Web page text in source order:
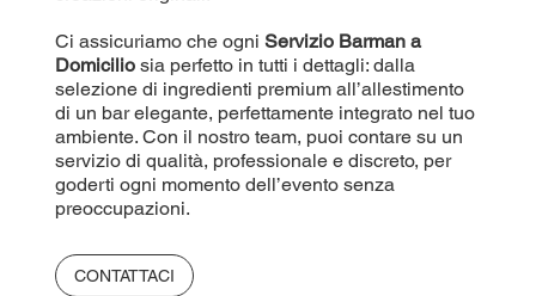
Ci assicuriamo che ogni Servizio Barman a
Domiciliosia perfetto in tutti i dettagli: dalla
selezione di ingredienti premium all’allestimento
di un bar elegante, perfettamente integrato nel tuo
ambiente. Con il nostro team, puoi contare su un
servizio di qualità, professionale e discreto, per
goderti ogni momento dell’evento senza
preoccupazioni.
CONTATTACI